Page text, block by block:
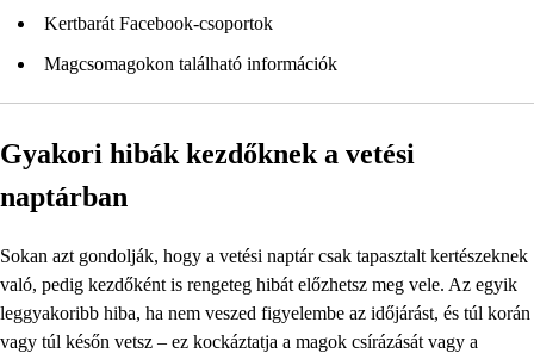
Kertbarát Facebook-csoportok
Magcsomagokon található információk
Gyakori hibák kezdőknek a vetési
naptárban
Sokan azt gondolják, hogy a vetési naptár csak tapasztalt kertészeknek
való, pedig kezdőként is rengeteg hibát előzhetsz meg vele. Az egyik
leggyakoribb hiba, ha nem veszed figyelembe az időjárást, és túl korán
vagy túl későn vetsz – ez kockáztatja a magok csírázását vagy a